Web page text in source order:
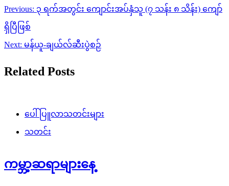
Post
navigation
Previous: ၃ ရက်အတွင်း ကျောင်းအပ်နှံသူ (၇ သန်း ၈ သိန်း) ကျော်
ရှိပြီဖြစ်
Next: မန်ယူ-ချယ်လ်ဆီးပွဲစဉ်
Related Posts
ပေါ်ပြူလာသတင်းများ
သတင်း
ကမ္ဘာ့ဆရာများနေ့